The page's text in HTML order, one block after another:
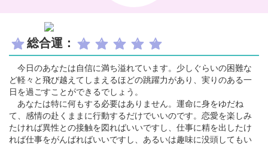
総合運：
今日のあなたは自信に満ち溢れています。少しぐらいの困難な
ど軽々と飛び越えてしまえるほどの跳躍力があり、実りのある一
日を過ごすことができるでしょう。
あなたは特に何もする必要はありません。運命に身をゆだね
て、感情の赴くままに行動するだけでいいのです。恋愛を楽しみ
たければ異性との接触を図ればいいですし、仕事に精を出したけ
れば仕事をがんばればいいですし、あるいは趣味に没頭してもい